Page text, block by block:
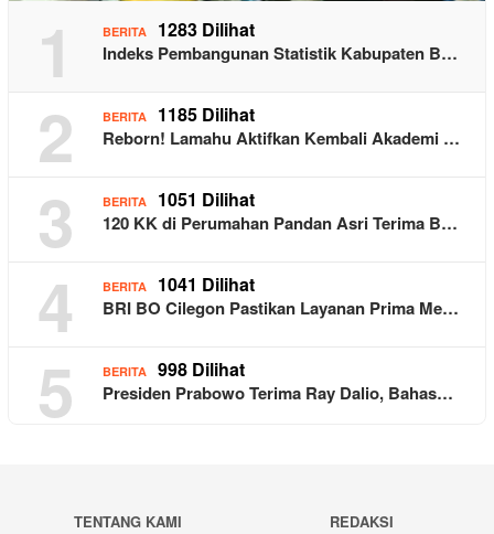
1 BERITA 1283 Dilihat
Indeks Pembangunan Statistik Kabupaten B…
2 BERITA 1185 Dilihat
Reborn! Lamahu Aktifkan Kembali Akademi …
3 BERITA 1051 Dilihat
120 KK di Perumahan Pandan Asri Terima B…
4 BERITA 1041 Dilihat
BRI BO Cilegon Pastikan Layanan Prima Me…
5 BERITA 998 Dilihat
Presiden Prabowo Terima Ray Dalio, Bahas…
TENTANG KAMI REDAKSI